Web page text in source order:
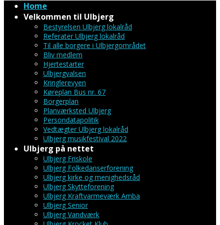
Home
Velkommen til Ulbjerg
Bestyrelsen Ulbjerg lokalråd
Referater Ulbjerg lokalråd
Til alle borgere i Ulbjergområdet
Bliv medlem
Hjertestarter
Ulbjergvalsen
Kringlerevyen
Køreplan Bus nr. 67
Borgerplan
Planværksted Ulbjerg
Persondatapolitik
Vedtægter Ulbjerg lokalråd
Ulbjerg musikfestival 2022
Ulbjerg på nettet
Ulbjerg Friskole
Ulbjerg Folkedanserforening
Ulbjerg kirke og menighedsråd
Ulbjerg Skytteforening
Ulbjerg Kraftvarmeværk Amba
Ulbjerg Senior
Ulbjerg Vandværk